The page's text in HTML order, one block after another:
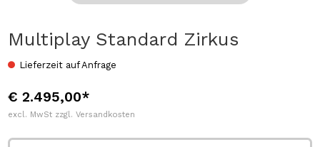
Multiplay Standard Zirkus
Lieferzeit auf Anfrage
€ 2.495,00*
excl. MwSt zzgl. Versandkosten